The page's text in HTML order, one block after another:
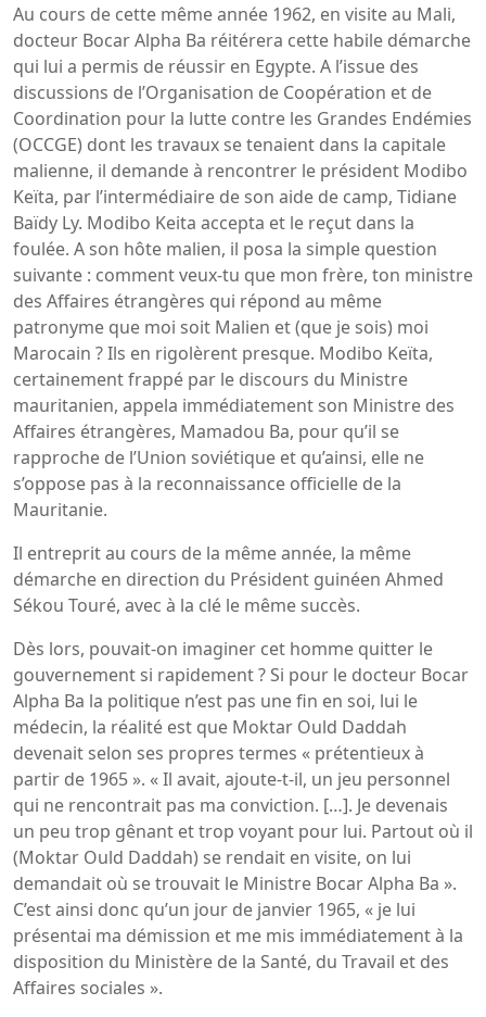
Au cours de cette même année 1962, en visite au Mali,
docteur Bocar Alpha Ba réitérera cette habile démarche
qui lui a permis de réussir en Egypte. A l’issue des
discussions de l’Organisation de Coopération et de
Coordination pour la lutte contre les Grandes Endémies
(OCCGE) dont les travaux se tenaient dans la capitale
malienne, il demande à rencontrer le président Modibo
Keïta, par l’intermédiaire de son aide de camp, Tidiane
Baïdy Ly. Modibo Keita accepta et le reçut dans la
foulée. A son hôte malien, il posa la simple question
suivante : comment veux-tu que mon frère, ton ministre
des Affaires étrangères qui répond au même
patronyme que moi soit Malien et (que je sois) moi
Marocain ? Ils en rigolèrent presque. Modibo Keïta,
certainement frappé par le discours du Ministre
mauritanien, appela immédiatement son Ministre des
Affaires étrangères, Mamadou Ba, pour qu’il se
rapproche de l’Union soviétique et qu’ainsi, elle ne
s’oppose pas à la reconnaissance officielle de la
Mauritanie.
Il entreprit au cours de la même année, la même
démarche en direction du Président guinéen Ahmed
Sékou Touré, avec à la clé le même succès.
Dès lors, pouvait-on imaginer cet homme quitter le
gouvernement si rapidement ? Si pour le docteur Bocar
Alpha Ba la politique n’est pas une fin en soi, lui le
médecin, la réalité est que Moktar Ould Daddah
devenait selon ses propres termes « prétentieux à
partir de 1965 ». « Il avait, ajoute-t-il, un jeu personnel
qui ne rencontrait pas ma conviction. […]. Je devenais
un peu trop gênant et trop voyant pour lui. Partout où il
(Moktar Ould Daddah) se rendait en visite, on lui
demandait où se trouvait le Ministre Bocar Alpha Ba ».
C’est ainsi donc qu’un jour de janvier 1965, « je lui
présentai ma démission et me mis immédiatement à la
disposition du Ministère de la Santé, du Travail et des
Affaires sociales ».